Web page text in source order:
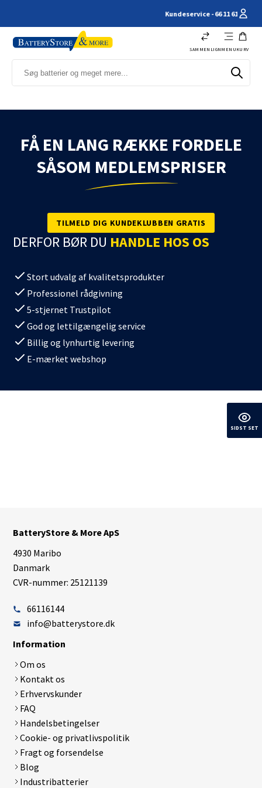
Kundeservice - 66 11 61 44
SAMMENLIGN MENU KURV
FÅ EN LANG RÆKKE FORDELE
SÅSOM MEDLEMSPRISER
TILMELD DIG KUNDEKLUBBEN GRATIS
DERFOR BØR DU HANDLE HOS OS
Stort udvalg af kvalitetsprodukter
Professionel rådgivning
5-stjernet Trustpilot
God og lettilgængelig service
Billig og lynhurtig levering
E-mærket webshop
BatteryStore & More ApS
4930 Maribo
Danmark
CVR-nummer: 25121139
66116144
info@batterystore.dk
Information
Om os
Kontakt os
Erhvervskunder
FAQ
Handelsbetingelser
Cookie- og privatlivspolitik
Fragt og forsendelse
Blog
Industribatterier
SIDST SET